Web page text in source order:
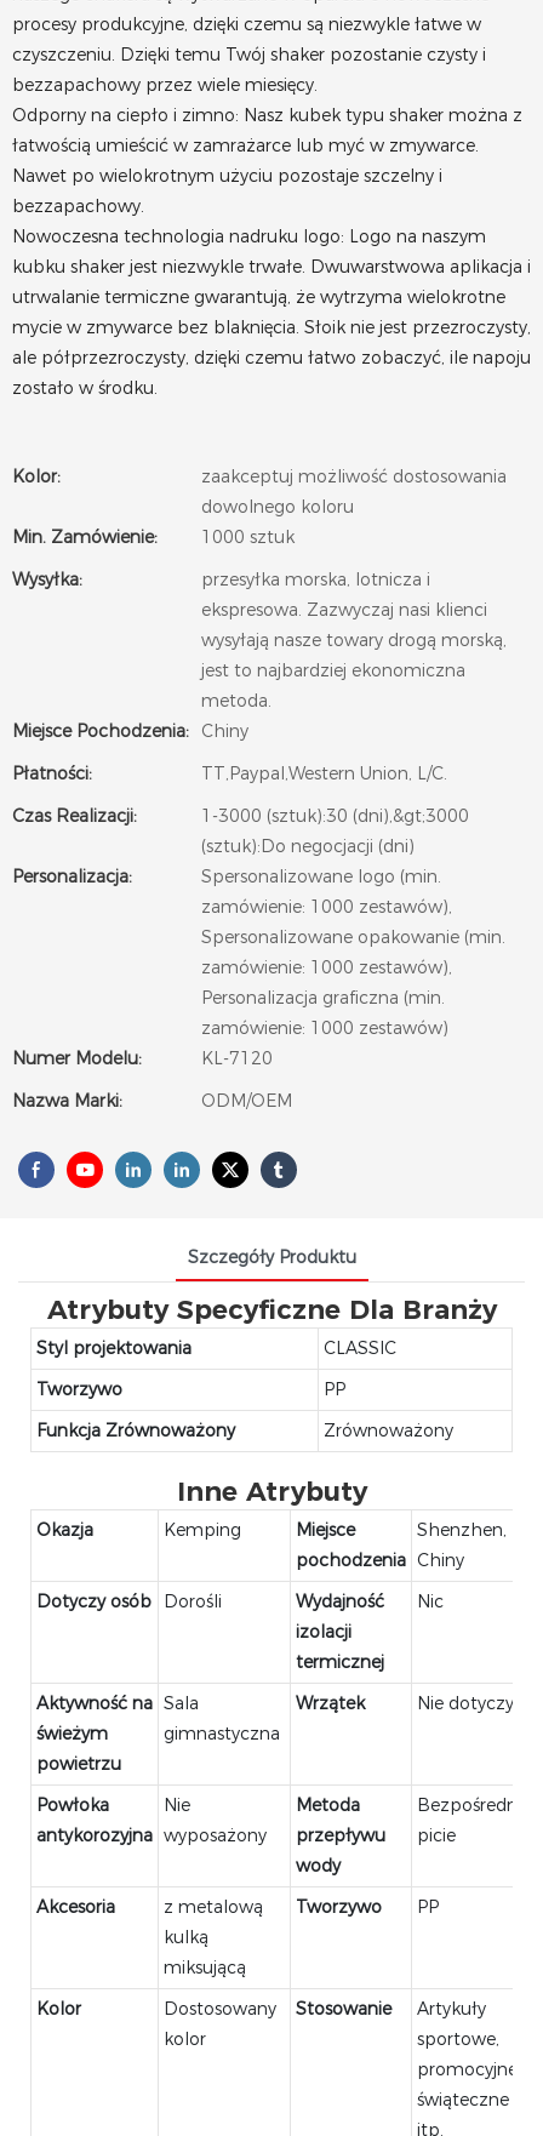
procesy produkcyjne, dzięki czemu są niezwykle łatwe w
czyszczeniu. Dzięki temu Twój shaker pozostanie czysty i
bezzapachowy przez wiele miesięcy.
Odporny na ciepło i zimno: Nasz kubek typu shaker można z
łatwością umieścić w zamrażarce lub myć w zmywarce.
Nawet po wielokrotnym użyciu pozostaje szczelny i
bezzapachowy.
Nowoczesna technologia nadruku logo: Logo na naszym
kubku shaker jest niezwykle trwałe. Dwuwarstwowa aplikacja i
utrwalanie termiczne gwarantują, że wytrzyma wielokrotne
mycie w zmywarce bez blaknięcia. Słoik nie jest przezroczysty,
ale półprzezroczysty, dzięki czemu łatwo zobaczyć, ile napoju
zostało w środku.
Kolor:
zaakceptuj możliwość dostosowania
dowolnego koloru
Min. Zamówienie:
1000 sztuk
Wysyłka:
przesyłka morska, lotnicza i
ekspresowa. Zazwyczaj nasi klienci
wysyłają nasze towary drogą morską,
jest to najbardziej ekonomiczna
metoda.
Miejsce Pochodzenia:
Chiny
Płatności:
TT,Paypal,Western Union, L/C.
Czas Realizacji:
1-3000 (sztuk):30 (dni),&gt;3000
(sztuk):Do negocjacji (dni)
Personalizacja:
Spersonalizowane logo (min.
zamówienie: 1000 zestawów),
Spersonalizowane opakowanie (min.
zamówienie: 1000 zestawów),
Personalizacja graficzna (min.
zamówienie: 1000 zestawów)
Numer Modelu:
KL-7120
Nazwa Marki:
ODM/OEM
Szczegóły Produktu
Atrybuty Specyficzne Dla Branży
Styl projektowania
CLASSIC
Tworzywo
PP
Funkcja Zrównoważony
Zrównoważony
Inne Atrybuty
Okazja Kemping
Miejsce
pochodzenia
Shenzhen,
Chiny
Dotyczy osób
Dorośli
Wydajność
izolacji
termicznej
Nic
Aktywność na
świeżym
powietrzu
Sala
gimnastyczna
Wrzątek Nie dotyczy
Powłoka
antykorozyjna
Nie
wyposażony
Metoda
przepływu
wody
Bezpośrednie
picie
Akcesoria
z metalową
kulką
miksującą
Tworzywo PP
Kolor
Dostosowany
kolor
Stosowanie
Artykuły
sportowe,
promocyjne,
świąteczne
itp.